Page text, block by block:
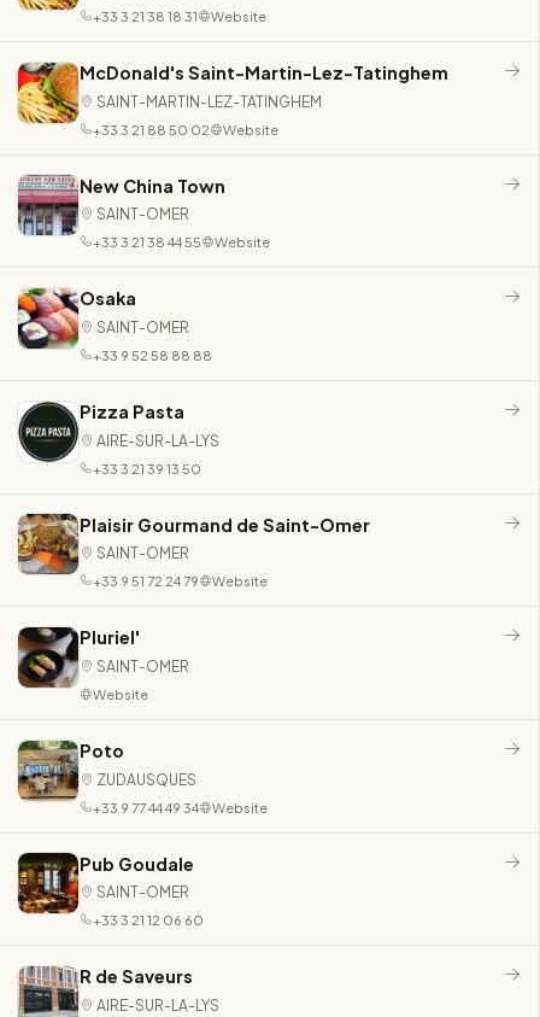
+33 3 21 38 18 31 Website
McDonald's Saint-Martin-Lez-Tatinghem
SAINT-MARTIN-LEZ-TATINGHEM
+33 3 21 88 50 02 Website
New China Town
SAINT-OMER
+33 3 21 38 44 55 Website
Osaka
SAINT-OMER
+33 9 52 58 88 88
Pizza Pasta
AIRE-SUR-LA-LYS
+33 3 21 39 13 50
Plaisir Gourmand de Saint-Omer
SAINT-OMER
+33 9 51 72 24 79 Website
Pluriel'
SAINT-OMER
Website
Poto
ZUDAUSQUES
+33 9 77 44 49 34 Website
Pub Goudale
SAINT-OMER
+33 3 21 12 06 60
R de Saveurs
AIRE-SUR-LA-LYS